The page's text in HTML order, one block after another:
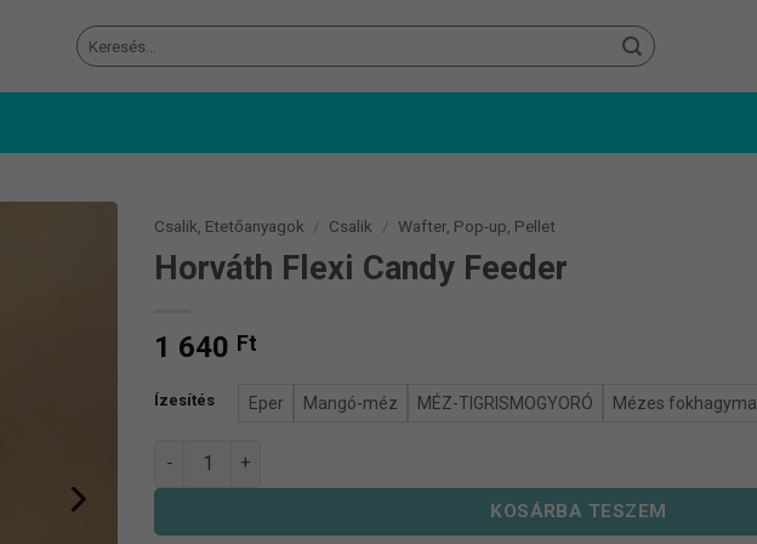
Keresés
a
Csalik, Etetőanyagok / Csalik / Wafter, Pop-up, Pellet
Horváth Flexi Candy Feeder
1 640 Ft
Ízesítés Eper Mangó-méz MÉZ-TIGRISMOGYORÓ Mézes fokhagyma
Horváth Flexi Candy Feeder mennyiség
KOSÁRBA TESZEM